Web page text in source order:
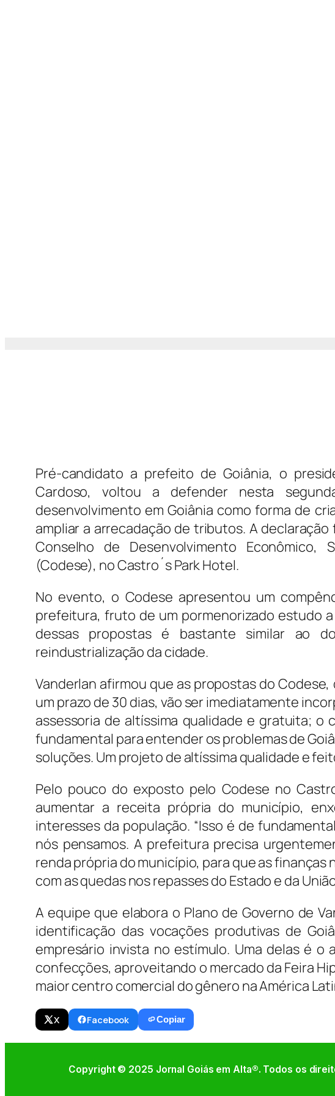
X Facebook Copiar
Pré-candidato a prefeito de Goiânia, o
Cardoso, voltou a defender nesta
desenvolvimento em Goiânia como forma de
ampliar a arrecadação de tributos. A
Conselho de Desenvolvimento Econômico,
(Codese), no Castro´s Park Hotel.
No evento, o Codese apresentou um
prefeitura, fruto de um pormenorizado estudo
dessas propostas é bastante similar ao
reindustrialização da cidade.
Vanderlan afirmou que as propostas do
um prazo de 30 dias, vão ser imediatamente
assessoria de altíssima qualidade e gratuita;
fundamental para entender os problemas de
soluções. Um projeto de altíssima qualidade e
Pelo pouco do exposto pelo Codese no
aumentar a receita própria do município,
interesses da população. “Isso é de
nós pensamos. A prefeitura precisa
renda própria do município, para que as finanças
com as quedas nos repasses do Estado e da
A equipe que elabora o Plano de Governo de
identificação das vocações produtivas de
empresário invista no estímulo. Uma delas é
confecções, aproveitando o mercado da Feira
maior centro comercial do gênero na América
Copyright © 2025 Jornal Goiás em Alta®. Todos os